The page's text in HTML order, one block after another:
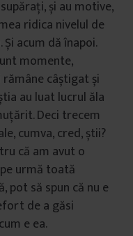
și au motive,
ridica nivelul de
acum dă înapoi.
momente,
câștigat și
au luat lucrul ăla
Deci trecem
cumva, cred, știi?
că am avut o
urmă toată
pot să spun că nu e
de a găsi
e ea.